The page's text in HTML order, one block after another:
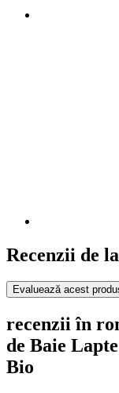
Recenzii de
Evaluează acest
recenzii în
de Baie
Bio